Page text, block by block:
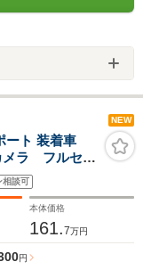
NEW
ート 装着車
ラ フルセ
トヒータ
ハイビーム
相談可
本体価格
161.7万円
円